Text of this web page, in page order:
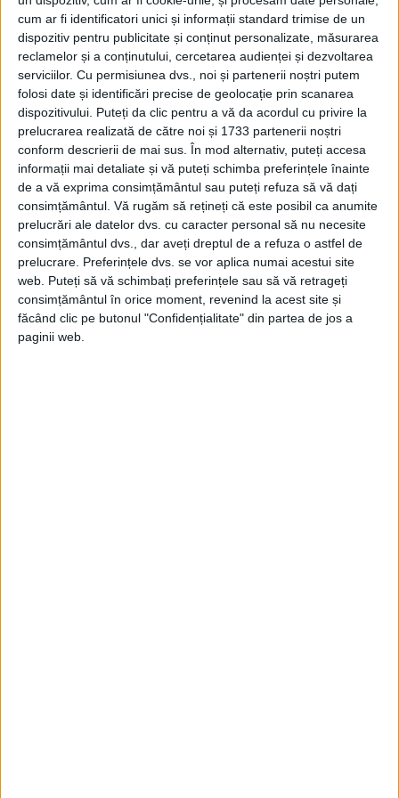
cum ar fi identificatori unici și informații standard trimise de un
dispozitiv pentru publicitate și conținut personalizate, măsurarea
reclamelor și a conținutului, cercetarea audienței și dezvoltarea
serviciilor. Cu permisiunea dvs., noi și partenerii noștri putem
folosi date și identificări precise de geolocație prin scanarea
dispozitivului. Puteți da clic pentru a vă da acordul cu privire la
prelucrarea realizată de către noi și 1733 partenerii noștri
conform descrierii de mai sus. În mod alternativ, puteți accesa
informații mai detaliate și vă puteți schimba preferințele înainte
de a vă exprima consimțământul sau puteți refuza să vă dați
consimțământul. Vă rugăm să rețineți că este posibil ca anumite
prelucrări ale datelor dvs. cu caracter personal să nu necesite
consimțământul dvs., dar aveți dreptul de a refuza o astfel de
prelucrare. Preferințele dvs. se vor aplica numai acestui site
web. Puteți să vă schimbați preferințele sau să vă retrageți
consimțământul în orice moment, revenind la acest site și
făcând clic pe butonul "Confidențialitate" din partea de jos a
paginii web.
lui Wilhelm, Frederic I de Hohenzollern, în
anul 1701.
Acest al doilea Reich îi succede Sfântului
Imperiu Roman Germanic, fondat de Otto
cel Mare și abolit de Napoleon I după o
existență de o mie de ani.